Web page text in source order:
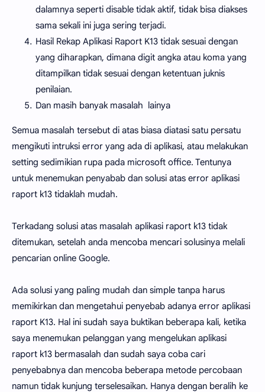
dalamnya seperti disable tidak aktif, tidak bisa diakses
sama sekali ini juga sering terjadi.
Hasil Rekap Aplikasi Raport K13 tidak sesuai dengan
yang diharapkan, dimana digit angka atau koma yang
ditampilkan tidak sesuai dengan ketentuan juknis
penilaian.
Dan masih banyak masalah lainya
Semua masalah tersebut di atas biasa diatasi satu persatu
mengikuti intruksi error yang ada di aplikasi, atau melakukan
setting sedimikian rupa pada microsoft office. Tentunya
untuk menemukan penyabab dan solusi atas error aplikasi
raport k13 tidaklah mudah.
Terkadang solusi atas masalah aplikasi raport k13 tidak
ditemukan, setelah anda mencoba mencari solusinya melali
pencarian online Google.
Ada solusi yang paling mudah dan simple tanpa harus
memikirkan dan mengetahui penyebab adanya error aplikasi
raport K13. Hal ini sudah saya buktikan beberapa kali, ketika
saya menemukan pelanggan yang mengelukan aplikasi
raport k13 bermasalah dan sudah saya coba cari
penyebabnya dan mencoba beberapa metode percobaan
namun tidak kunjung terselesaikan. Hanya dengan beralih ke